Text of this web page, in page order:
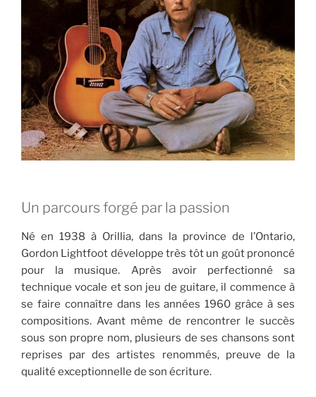
Un parcours forgé par la passion
Né en 1938 à Orillia, dans la province de l’Ontario,
Gordon Lightfoot développe très tôt un goût prononcé
pour la musique. Après avoir perfectionné sa
technique vocale et son jeu de guitare, il commence à
se faire connaître dans les années 1960 grâce à ses
compositions. Avant même de rencontrer le succès
sous son propre nom, plusieurs de ses chansons sont
reprises par des artistes renommés, preuve de la
qualité exceptionnelle de son écriture.